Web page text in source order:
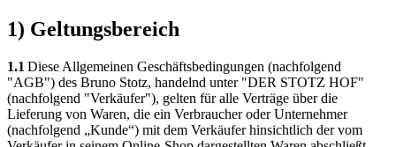
1) Geltungsbereich
1.1 Diese Allgemeinen Geschäftsbedingungen (nachfolgend
"AGB") des Bruno Stotz, handelnd unter "DER STOTZ HOF"
(nachfolgend "Verkäufer"), gelten für alle Verträge über die
Lieferung von Waren, die ein Verbraucher oder Unternehmer
(nachfolgend „Kunde“) mit dem Verkäufer hinsichtlich der vom